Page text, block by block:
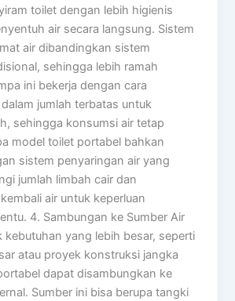
toilet dengan lebih higienis
air secara langsung. Sistem
air dibandingkan sistem
sehingga lebih ramah
ini bekerja dengan cara
jumlah terbatas untuk
sehingga konsumsi air tetap
model toilet portabel bahkan
sistem penyaringan air yang
jumlah limbah cair dan
air untuk keperluan
4. Sambungan ke Sumber Air
kebutuhan yang lebih besar, seperti
atau proyek konstruksi jangka
dapat disambungkan ke
Sumber ini bisa berupa tangki